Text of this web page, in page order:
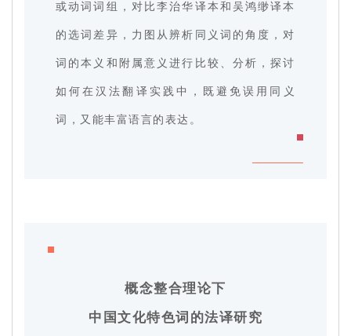
或动词词组，对比李治华译本和吴鸿缈译本
的选词差异，力图从辨析同义词的角度，对
词的本义和附属意义进行比较、分析，探讨
如何在汉法翻译实践中，既避免误用同义
词，又能丰富语言的表达。
概念整合理论下
中国文化特色词的法译研究